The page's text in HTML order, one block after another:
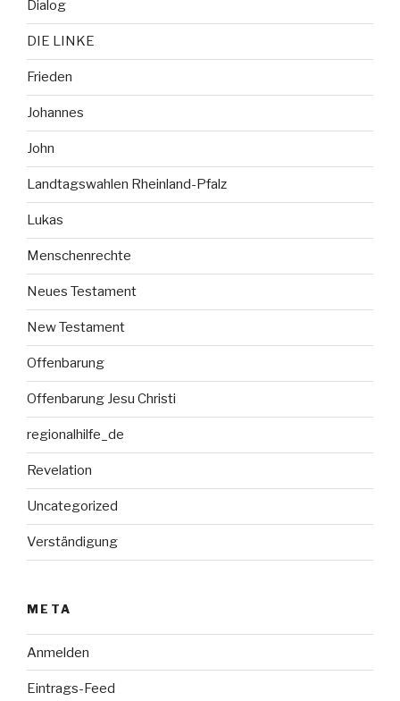
Dialog
DIE LINKE
Frieden
Johannes
John
Landtagswahlen Rheinland-Pfalz
Lukas
Menschenrechte
Neues Testament
New Testament
Offenbarung
Offenbarung Jesu Christi
regionalhilfe_de
Revelation
Uncategorized
Verständigung
META
Anmelden
Eintrags-Feed